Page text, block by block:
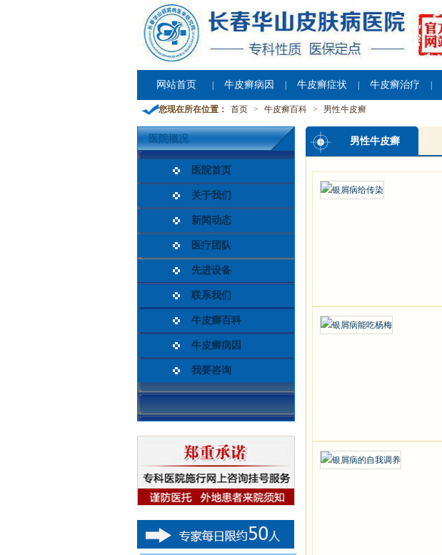
网站首页 牛皮癣病因 牛皮癣症状 牛皮癣治疗
您现在所在位置： 首页 > 牛皮癣百科 > 男性牛皮癣
医院概况
医院首页
关于我们
新闻动态
医疗团队
先进设备
联系我们
牛皮癣百科
牛皮癣病因
我要咨询
男性牛皮癣